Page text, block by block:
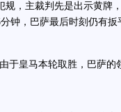
，主裁判先是出示黄牌
钟，巴萨最后时刻仍有
皇马本轮取胜，巴萨的